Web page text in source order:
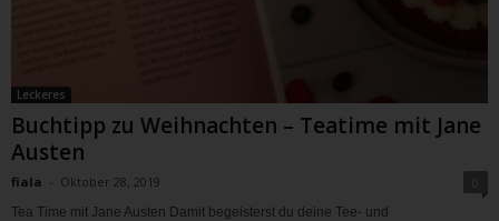
Leckeres
Buchtipp zu Weihnachten – Teatime mit Jane
Austen
fiala - Oktober 28, 2019
Tea Time mit Jane Austen Damit begeisterst du deine Tee- und